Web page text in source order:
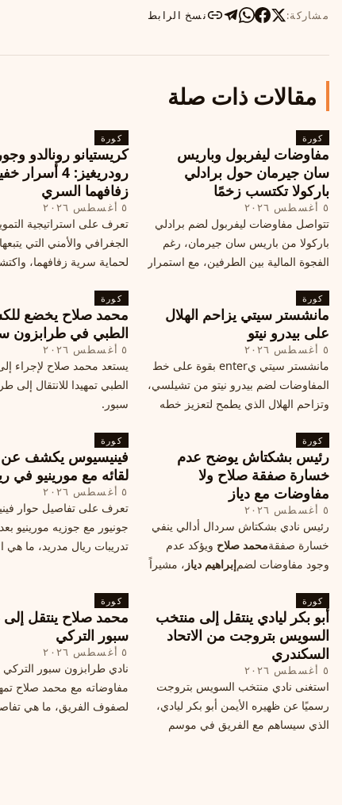
مشاركة: نسخ الرابط
مقالات ذات صلة
كورة
مفاوضات ليفربول وباريس
سان جيرمان حول برادلي
باركولا تكتسب زخمًا
٥ أغسطس ٢٠٢٦
تتواصل مفاوضات ليفربول لضم برادلي
باركولا من باريس سان جيرمان، رغم
الفجوة المالية بين الطرفين، مع استمرار
إغلاق سوق الانتقالات
كورة
كريستيانو رونالدو
رودريغيز: 4
زفافهما السري
٥ أغسطس ٢٠٢٦
تعرف على استراتيجية
الجغرافي والأمني التي يتبعها
لحماية سرية زفافهما،
في البرتغال، واعرف ما هي
القادمة في هذا الحدث
كورة
مانشستر سيتي يزاحم الهلال
على بيدرو نيتو
٥ أغسطس ٢٠٢٦
مانشستر سيتي يenter بقوة على خط
المفاوضات لضم بيدرو نيتو من تشيلسي،
وتزاحم الهلال الذي يطمح لتعزيز خطه
كورة
محمد صلاح يخضع
الطبي في طرابزون
٥ أغسطس ٢٠٢٦
يستعد محمد صلاح لإجراء
الطبي تمهيدا للانتقال إلى
سبور.
كورة
رئيس بشكتاش يوضح عدم
خسارة صفقة صلاح ولا
مفاوضات مع دياز
٥ أغسطس ٢٠٢٦
رئيس نادي بشكتاش سردال أدالي ينفي
خسارة صفقةمحمد صلاح ويؤكد عدم
وجود مفاوضات لضمإبراهيم دياز ، مشيراً
محتملة أخرى.
كورة
فينيسيوس يكشف عن
لقائه مع مورينيو في
٥ أغسطس ٢٠٢٦
تعرف على تفاصيل حوار
جونيور مع جوزيه مورينيو
تدريبات ريال مدريد، ما هي
كورة
أبو بكر ليادي ينتقل إلى منتخب
السويس بتروجت من الاتحاد
السكندري
٥ أغسطس ٢٠٢٦
استغنى نادي منتخب السويس بتروجت
رسميًا عن ظهيره الأيمن أبو بكر ليادي،
الذي سيساهم مع الفريق في موسم
كورة
محمد صلاح ينتقل
سبور التركي
٥ أغسطس ٢٠٢٦
نادي طرابزون سبور التركي
مفاوضاته مع محمد صلاح
لصفوف الفريق، ما هي